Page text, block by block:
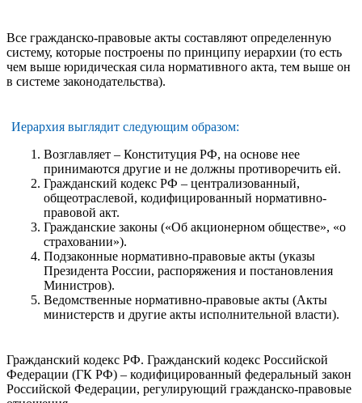
Все гражданско-правовые акты составляют определенную
систему, которые построены по принципу иерархии (то есть
чем выше юридическая сила нормативного акта, тем выше он
в системе законодательства).
Иерархия выглядит следующим образом:
Возглавляет – Конституция РФ, на основе нее
принимаются другие и не должны противоречить ей.
Гражданский кодекс РФ – централизованный,
общеотраслевой, кодифицированный нормативно-
правовой акт.
Гражданские законы («Об акционерном обществе», «о
страховании»).
Подзаконные нормативно-правовые акты (указы
Президента России, распоряжения и постановления
Министров).
Ведомственные нормативно-правовые акты (Акты
министерств и другие акты исполнительной власти).
Гражданский кодекс РФ. Гражданский кодекс Российской
Федерации (ГК РФ) – кодифицированный федеральный закон
Российской Федерации, регулирующий гражданско-правовые